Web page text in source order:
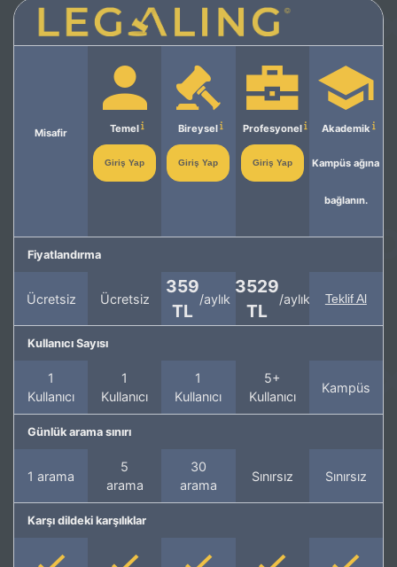
Misafir Temel
Giriş Yap
Bireysel
Giriş Yap
Profesyonel
Giriş Yap
Akademik
Kampüs ağına
bağlanın.
Fiyatlandırma
Ücretsiz Ücretsiz
359
TL
/aylık
3529
TL
/aylık Teklif Al
Kullanıcı Sayısı
1
Kullanıcı
1
Kullanıcı
1
Kullanıcı
5+
Kullanıcı
Kampüs
Günlük arama sınırı
1 arama
5
arama
30
arama
Sınırsız Sınırsız
Karşı dildeki karşılıklar